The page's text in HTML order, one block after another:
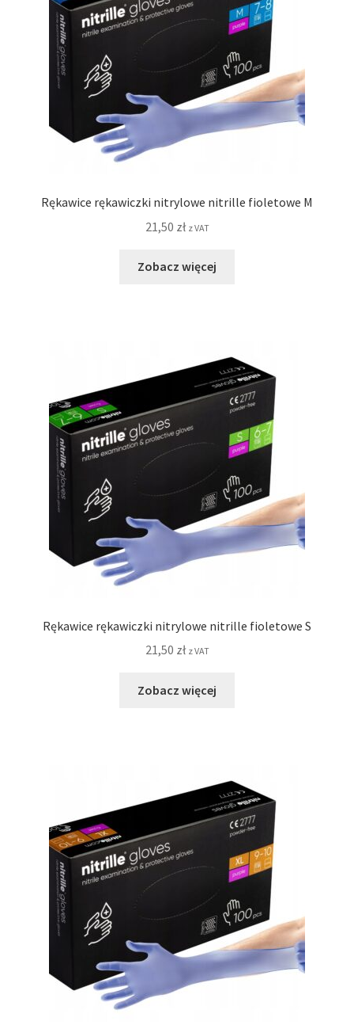
Rękawice rękawiczki nitrylowe nitrille fioletowe M
21,50 zł z VAT
Zobacz więcej
Rękawice rękawiczki nitrylowe nitrille fioletowe S
21,50 zł z VAT
Zobacz więcej